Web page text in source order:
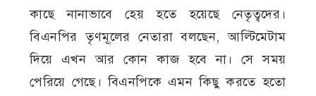
কাছে নানাভাবে হেয় হতে হয়েছে নেতৃত্বদের।
বিএনপির তৃণমূ্লের নেতারা বলছেন, আল্টিমেটাম
দিয়ে এখন আর কোন কাজ হবে না। সে সময়
পেরিয়ে গেছে। বিএনপিকে এমন কিছু করতে হতো